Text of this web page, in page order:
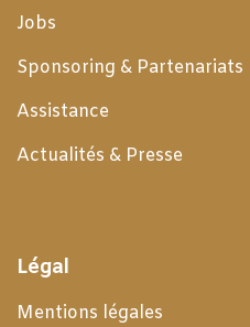
Jobs
Sponsoring & Partenariats
Assistance
Actualités & Presse
Légal
Mentions légales